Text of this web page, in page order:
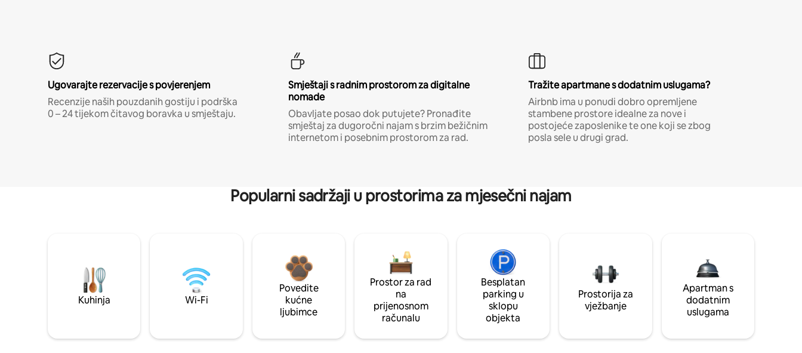
Ugovarajte rezervacije s povjerenjem
Recenzije naših pouzdanih gostiju i podrška
0 – 24 tijekom čitavog boravka u smještaju.
Smještaji s radnim prostorom za digitalne
nomade
Obavljate posao dok putujete? Pronađite
smještaj za dugoročni najam s brzim bežičnim
internetom i posebnim prostorom za rad.
Tražite apartmane s dodatnim uslugama?
Airbnb ima u ponudi dobro opremljene
stambene prostore idealne za nove i
postojeće zaposlenike te one koji se zbog
posla sele u drugi grad.
Popularni sadržaji u prostorima za mjesečni najam
Kuhinja Wi-Fi
Povedite
kućne
ljubimce
Prostor za rad
na
prijenosnom
računalu
Besplatan
parking u
sklopu
objekta
Prostorija za
vježbanje
Apartman s
dodatnim
uslugama